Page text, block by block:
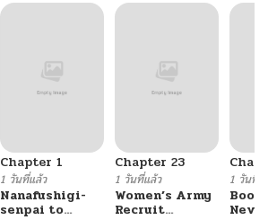
Chapter 1
1 วันที่แล้ว
Nanafushigi-
senpai to
Chapter 23
1 วันที่แล้ว
Women’s Army
Recruit
1 วันที่แ